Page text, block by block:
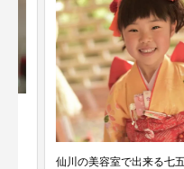
仙川の美容室で出来る七五三撮